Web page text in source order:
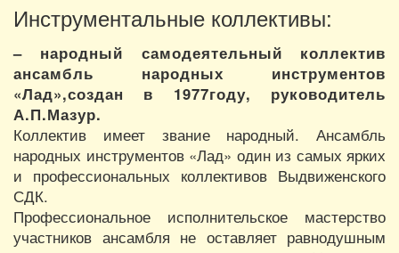
Инструментальные коллективы:
– народный самодеятельный коллектив
ансамбль народных инструментов
«Лад»,создан в 1977году, руководитель
А.П.Мазур.
Коллектив имеет звание народный. Ансамбль
народных инструментов «Лад» один из самых ярких
и профессиональных коллективов Выдвиженского
СДК.
Профессиональное исполнительское мастерство
участников ансамбля не оставляет равнодушным